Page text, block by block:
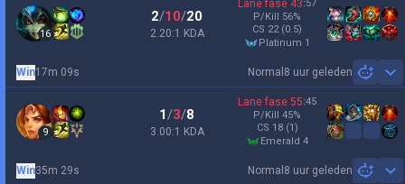
16
2/10/20
2.20:1 KDA
Lane fase 43:57
P/Kill 56%
CS 22 (0.5)
platinum 1
Normal 8 uur geleden
Win17m 09s
9
1/3/8
3.00:1 KDA
Lane fase 55:45
P/Kill 45%
CS 18 (1)
emerald 4
Normal 8 uur geleden
Win35m 29s